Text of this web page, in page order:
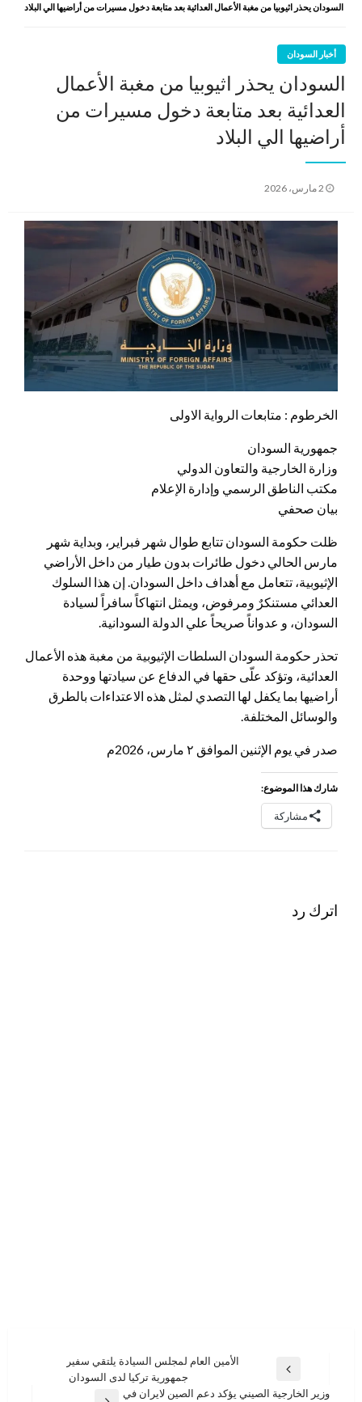
السودان يحذر اثيوبيا من مغبة الأعمال العدائية بعد متابعة دخول مسيرات من أراضيها الي البلاد
أخبار السودان
السودان يحذر اثيوبيا من مغبة الأعمال
العدائية بعد متابعة دخول مسيرات من
أراضيها الي البلاد
نُشر
2 مارس، 2026
الخرطوم : متابعات الرواية الاولى
جمهورية السودان
وزارة الخارجية والتعاون الدولي
مكتب الناطق الرسمي وإدارة الإعلام
بيان صحفي
ظلت حكومة السودان تتابع طوال شهر فبراير، وبداية شهر
مارس الحالي دخول طائرات بدون طيار من داخل الأراضي
الإثيوبية، تتعامل مع أهداف داخل السودان. إن هذا السلوك
العدائي مستنكرٌ ومرفوض، ويمثل انتهاكاً سافراً لسيادة
السودان، و عدواناً صريحاً علي الدولة السودانية.
تحذر حكومة السودان السلطات الإثيوبية من مغبة هذه الأعمال
العدائية، وتؤكد علّى حقها في الدفاع عن سيادتها ووحدة
أراضيها بما يكفل لها التصدي لمثل هذه الاعتداءات بالطرق
والوسائل المختلفة.
صدر في يوم الإثنين الموافق ٢ مارس، 2026م
شارك هذا الموضوع:
مشاركة
اترك رد
المقالات
المقالة
السابقة
الأمين العام لمجلس السيادة يلتقي سفير
جمهورية تركيا لدى السودان
وزير الخارجية الصيني يؤكد دعم الصين لايران في